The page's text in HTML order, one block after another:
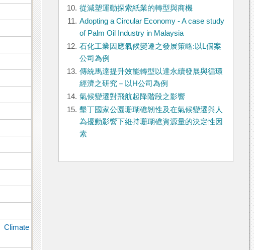
、Climate
10. 從減塑運動探索紙業的轉型與商機
11. Adopting a Circular Economy - A case study
of Palm Oil Industry in Malaysia
12. 石化工業因應氣候變遷之發展策略:以L個案
公司為例
13. 傳統馬達提升效能轉型以達永續發展與循環
經濟之研究－以H公司為例
14. 氣候變遷對飛航起降階段之影響
15. 墾丁國家公園珊瑚礁韌性及在氣候變遷與人
為擾動影響下維持珊瑚礁資源量的決定性因
素